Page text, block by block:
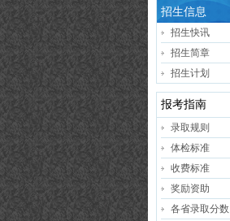
招生信息
招生快讯
招生简章
招生计划
报考指南
录取规则
体检标准
收费标准
奖励资助
各省录取分数